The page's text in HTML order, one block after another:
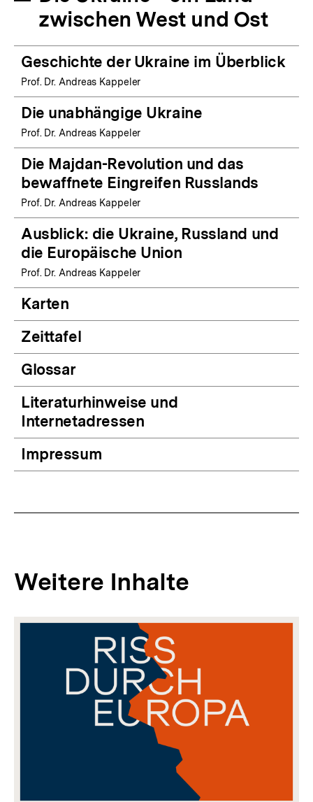
zwischen West und Ost
Geschichte der Ukraine im Überblick
Prof. Dr. Andreas Kappeler
Die unabhängige Ukraine
Prof. Dr. Andreas Kappeler
Die Majdan-Revolution und das
bewaffnete Eingreifen Russlands
Prof. Dr. Andreas Kappeler
Ausblick: die Ukraine, Russland und
die Europäische Union
Prof. Dr. Andreas Kappeler
Karten
Zeittafel
Glossar
Literaturhinweise und
Internetadressen
Impressum
Weitere Inhalte
Inhaltskarousell
Inhaltskarussell
überspringen